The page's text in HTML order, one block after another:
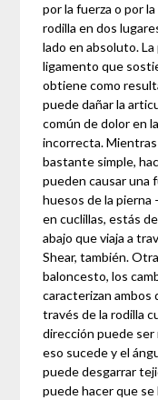
por la fuerza o por
rodilla en dos
lado en absoluto.
ligamento que
obtiene como
puede dañar la
común de dolor en
incorrecta.
bastante simple,
pueden causar una
huesos de la pierna
en cuclillas, estás
abajo que viaja a
Shear, también.
baloncesto, los
caracterizan ambos
través de la rodilla
dirección puede ser
eso sucede y el
puede desgarrar
puede hacer que